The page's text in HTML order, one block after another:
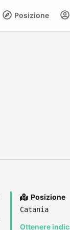
Posizione
Posizione
Catania
Ottenere